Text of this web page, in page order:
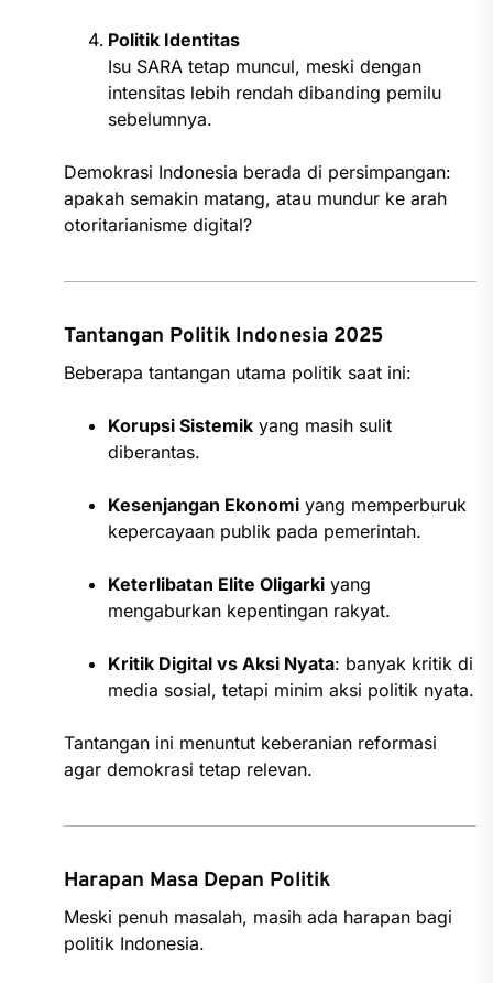
Politik Identitas
Isu SARA tetap muncul, meski dengan
intensitas lebih rendah dibanding pemilu
sebelumnya.
Demokrasi Indonesia berada di persimpangan:
apakah semakin matang, atau mundur ke arah
otoritarianisme digital?
Tantangan Politik Indonesia 2025
Beberapa tantangan utama politik saat ini:
Korupsi Sistemikyang masih sulit
diberantas.
Kesenjangan Ekonomiyang memperburuk
kepercayaan publik pada pemerintah.
Keterlibatan Elite Oligarkiyang
mengaburkan kepentingan rakyat.
Kritik Digital vs Aksi Nyata: banyak kritik di
media sosial, tetapi minim aksi politik nyata.
Tantangan ini menuntut keberanian reformasi
agar demokrasi tetap relevan.
Harapan Masa Depan Politik
Meski penuh masalah, masih ada harapan bagi
politik Indonesia.